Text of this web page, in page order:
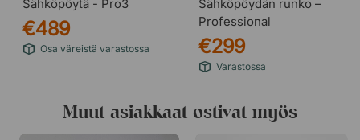
GREENGUARD-sertifikaatti – varmistaa, että tuoli
täyttää tiukat kemikaalipäästörajat.
Maksimipaino: Kaikki HÅG-tuolit ovat EN 1335 -
sertifioituja – testattu enintään 110 kg:n painolle 9
tunnin päivittäisessä käytössä, täyttäen vakauden,
Sähköpöytä - Pro3
€489
Osa väreistä varastossa
Sähköpöydän runko –
Professional
€299
Varastossa
Muut asiakkaat ostivat myös